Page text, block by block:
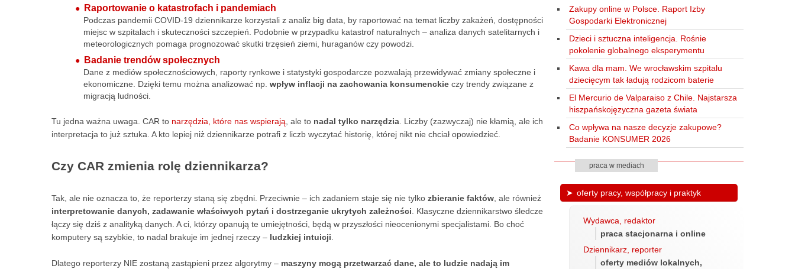
Raportowanie o katastrofach i pandemiach
Podczas pandemii COVID-19 dziennikarze korzystali z analiz big data, by raportować na temat liczby zakażeń, dostępności
miejsc w szpitalach i skuteczności szczepień. Podobnie w przypadku katastrof naturalnych – analiza danych satelitarnych i
meteorologicznych pomaga prognozować skutki trzęsień ziemi, huraganów czy powodzi.
Badanie trendów społecznych
Dane z mediów społecznościowych, raporty rynkowe i statystyki gospodarcze pozwalają przewidywać zmiany społeczne i
ekonomiczne. Dzięki temu można analizować np. wpływ inflacji na zachowania konsumenckie czy trendy związane z
migracją ludności.
Tu jedna ważna uwaga. CAR to narzędzia, które nas wspierają , ale to nadal tylko narzędzia . Liczby (zazwyczaj) nie kłamią, ale ich
interpretacja to już sztuka. A kto lepiej niż dziennikarze potrafi z liczb wyczytać historię, której nikt nie chciał opowiedzieć.
Czy CAR zmienia rolę dziennikarza?
Tak, ale nie oznacza to, że reporterzy staną się zbędni. Przeciwnie – ich zadaniem staje się nie tylko zbieranie faktów , ale również
interpretowanie danych, zadawanie właściwych pytań i dostrzeganie ukrytych zależności . Klasyczne dziennikarstwo śledcze
łączy się dziś z analityką danych. A ci, którzy opanują te umiejętności, będą w przyszłości nieocenionymi specjalistami. Bo choć
komputery są szybkie, to nadal brakuje im jednej rzeczy – ludzkiej intuicji
Dlatego reporterzy NIE zostaną zastąpieni przez algorytmy – maszyny mogą przetwarzać dane, ale to ludzie nadają im
Zakupy online w Polsce. Raport Izby
Gospodarki Elektronicznej
Dzieci i sztuczna inteligencja. Rośnie
pokolenie globalnego eksperymentu
Kawa dla mam. We wrocławskim szpitalu
dziecięcym tak ładują rodzicom baterie
El Mercurio de Valparaiso z Chile. Najstarsza
hiszpańskojęzyczna gazeta świata
Co wpływa na nasze decyzje zakupowe?
Badanie KONSUMER 2026
praca w mediach
oferty pracy, współpracy i praktyk
Wydawca, redaktor
praca stacjonarna i online
Dziennikarz, reporter
oferty mediów lokalnych,